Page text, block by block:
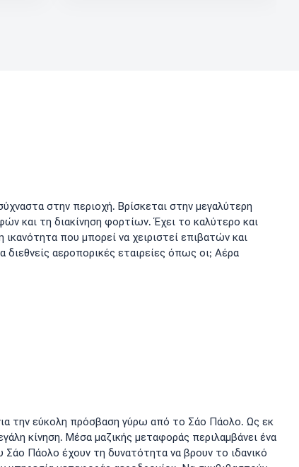
στην περιοχή. Βρίσκεται στην μεγαλύτερη
και τη διακίνηση φορτίων. Έχει το καλύτερο και
που μπορεί να χειριστεί επιβατών και
αεροπορικές εταιρείες όπως οι; Αέρα
την εύκολη πρόσβαση γύρω από το Σάο Πάολο. Ως εκ
κίνηση. Μέσα μαζικής μεταφοράς περιλαμβάνει ένα
Πάολο έχουν τη δυνατότητα να βρουν το ιδανικό